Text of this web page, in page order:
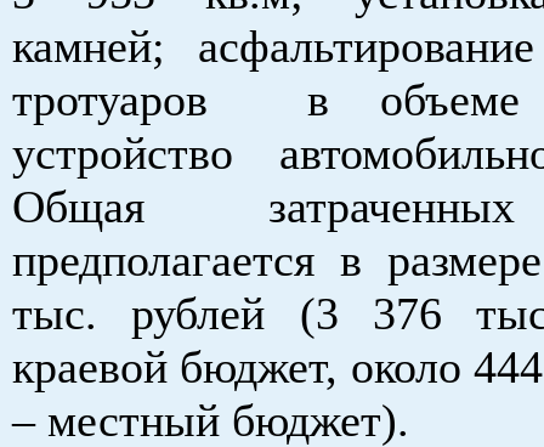
камней;
тротуаров в
устройство
Общая
предполагается в
тыс. рублей (3 376
краевой бюджет, около
– местный бюджет).